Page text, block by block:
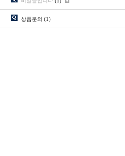
상품문의 (1)